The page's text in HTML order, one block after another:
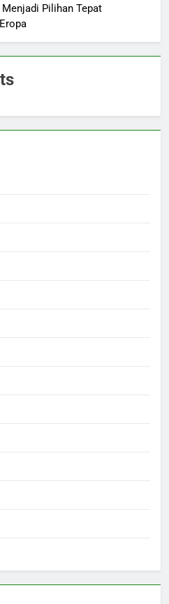
Pilihan Tepat